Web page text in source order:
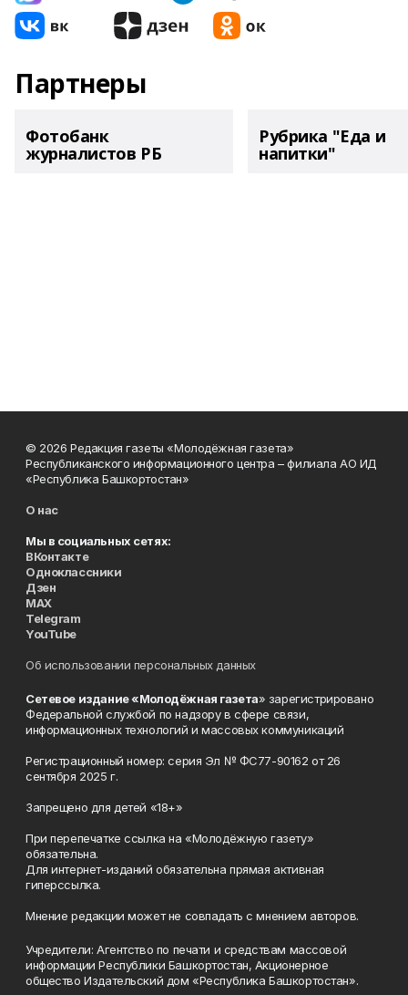
Партнеры
Фотобанк
журналистов РБ
Рубрика "Еда и
напитки"
© 2026 Редакция газеты «Молодёжная газета»
Республиканского информационного центра – филиала АО ИД
«Республика Башкортостан»
О нас
Мы в социальных сетях:
ВКонтакте
Одноклассники
Дзен
MAX
Telegram
YouTube
Об использовании персональных данных
Сетевое издание «Молодёжная газета» зарегистрировано
Федеральной службой по надзору в сфере связи,
информационных технологий и массовых коммуникаций
Регистрационный номер: серия Эл № ФС77-90162 от 26
сентября 2025 г.
Запрещено для детей «18+»
При перепечатке ссылка на «Молодёжную газету»
обязательна.
Для интернет-изданий обязательна прямая активная
гиперссылка.
Мнение редакции может не совпадать с мнением авторов.
Учредители: Агентство по печати и средствам массовой
информации Республики Башкортостан, Акционерное
общество Издательский дом «Республика Башкортостан».